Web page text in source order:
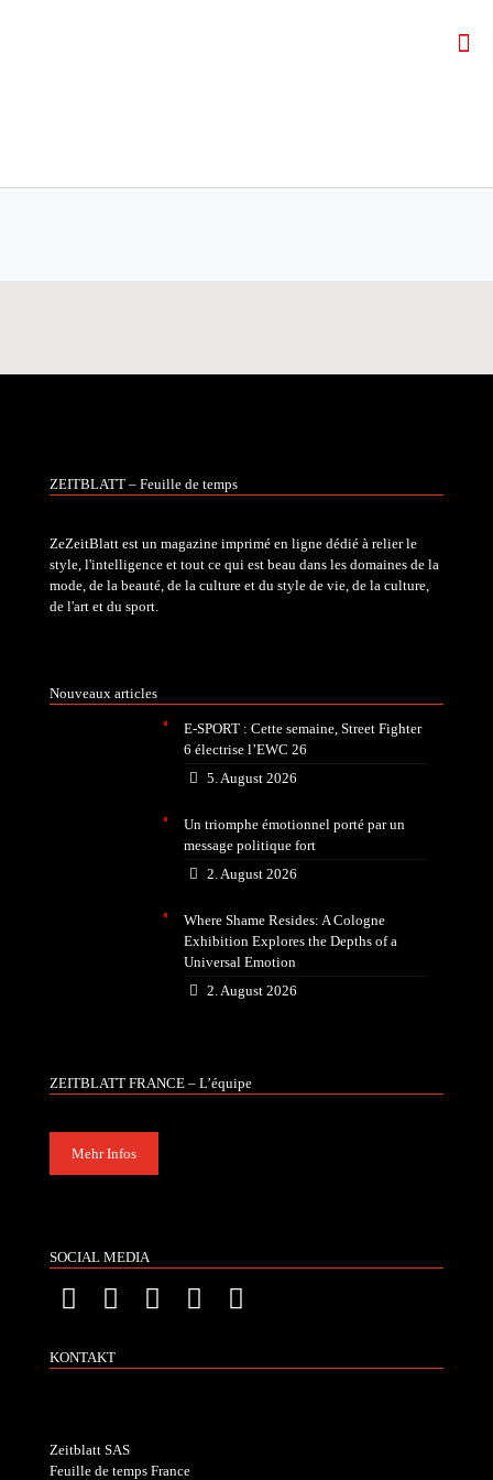
ZEITBLATT – Feuille de temps
ZeZeitBlatt est un magazine imprimé en ligne dédié à relier le
style, l'intelligence et tout ce qui est beau dans les domaines de la
mode, de la beauté, de la culture et du style de vie, de la culture,
de l'art et du sport.
Nouveaux articles
E-SPORT : Cette semaine, Street Fighter
6 électrise l’EWC 26
5. August 2026
Un triomphe émotionnel porté par un
message politique fort
2. August 2026
Where Shame Resides: A Cologne
Exhibition Explores the Depths of a
Universal Emotion
2. August 2026
ZEITBLATT FRANCE – L’équipe
Mehr Infos
SOCIAL MEDIA
KONTAKT
Zeitblatt SAS
Feuille de temps France